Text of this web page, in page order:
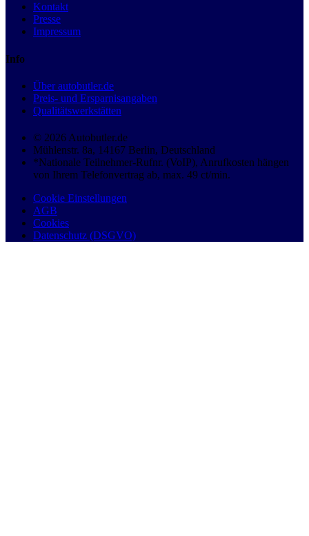
Kontakt
Presse
Impressum
Info
Über autobutler.de
Preis- und Ersparnisangaben
Qualitätswerkstätten
© 2026 Autobutler.de
Mühlenstr. 8a, 14167 Berlin, Deutschland
*Nationale Teilnehmer-Rufnr. (VoIP), Anrufkosten hängen
von Ihrem Telefonvertrag ab, max. 49 ct/min.
Cookie Einstellungen
AGB
Cookies
Datenschutz (DSGVO)